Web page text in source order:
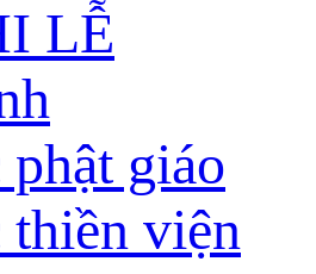
LỄ
giáo
viện